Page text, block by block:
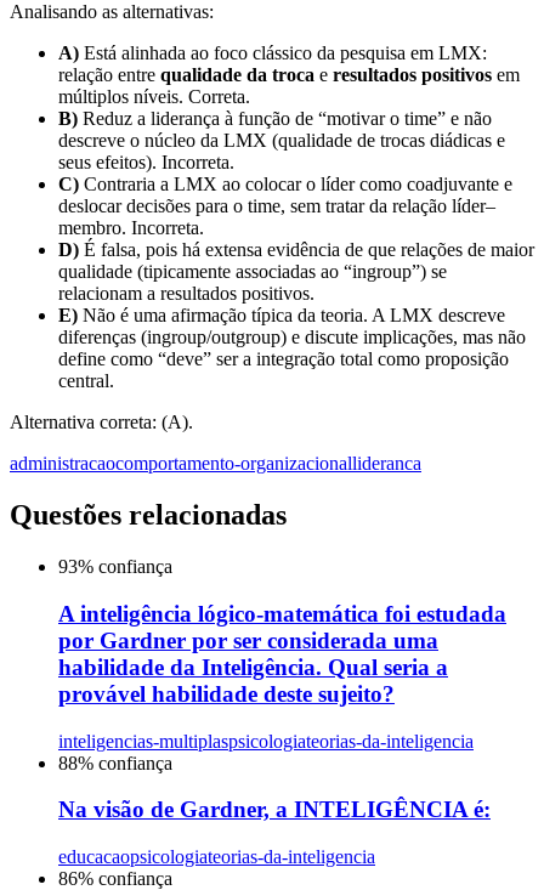
Analisando as alternativas:
A) Está alinhada ao foco clássico da pesquisa em LMX:
relação entre qualidade da troca e resultados positivos em
múltiplos níveis. Correta.
B) Reduz a liderança à função de “motivar o time” e não
descreve o núcleo da LMX (qualidade de trocas diádicas e
seus efeitos). Incorreta.
C) Contraria a LMX ao colocar o líder como coadjuvante e
deslocar decisões para o time, sem tratar da relação líder–
membro. Incorreta.
D) É falsa, pois há extensa evidência de que relações de maior
qualidade (tipicamente associadas ao “ingroup”) se
relacionam a resultados positivos.
E) Não é uma afirmação típica da teoria. A LMX descreve
diferenças (ingroup/outgroup) e discute implicações, mas não
define como “deve” ser a integração total como proposição
central.
Alternativa correta: (A).
administracaocomportamento-organizacionallideranca
Questões relacionadas
93% confiança
A inteligência lógico-matemática foi estudada
por Gardner por ser considerada uma
habilidade da Inteligência. Qual seria a
provável habilidade deste sujeito?
inteligencias-multiplaspsicologiateorias-da-inteligencia
88% confiança
Na visão de Gardner, a INTELIGÊNCIA é:
educacaopsicologiateorias-da-inteligencia
86% confiança